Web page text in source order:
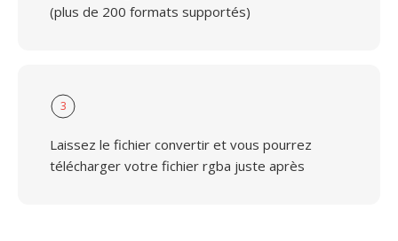
(plus de 200 formats supportés)
3
Laissez le fichier convertir et vous pourrez
télécharger votre fichier rgba juste après